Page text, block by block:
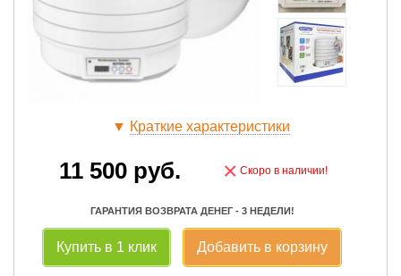
▼ Краткие характеристики
11 500 руб. × Скоро в наличии!
ГАРАНТИЯ ВОЗВРАТА ДЕНЕГ - 3 НЕДЕЛИ!
Купить в 1 клик Добавить в корзину